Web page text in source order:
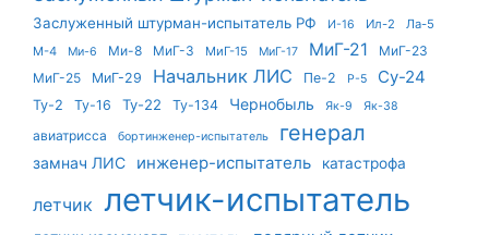
Заслуженный штурман-испытатель РФ И-16 Ил-2
Ла-5
М-4
Ми-6 Ми-8 МиГ-3 МиГ-15 МиГ-17 МиГ-21
МиГ-23
МиГ-25
МиГ-29 Начальник ЛИС Пе-2 Р-5 Су-24
Ту-2 Ту-16 Ту-22 Ту-134 Чернобыль Як-9 Як-38
авиатрисса бортинженер-испытатель генерал
замнач ЛИС инженер-испытатель катастрофа
летчик летчик-испытатель